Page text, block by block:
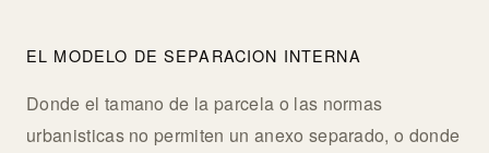
EL MODELO DE SEPARACION INTERNA
Donde el tamano de la parcela o las normas
urbanisticas no permiten un anexo separado, o donde